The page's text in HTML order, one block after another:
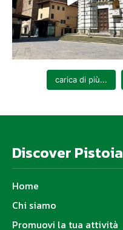
carica di più...
Discover Pistoia
Home
Chi siamo
Promuovi la tua attività